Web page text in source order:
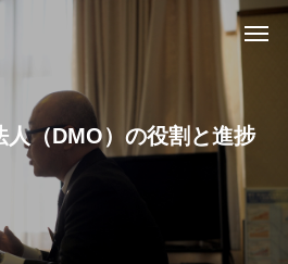
人（DMO）の役割と進捗